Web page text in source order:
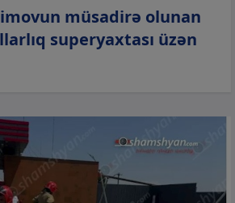
müsadirə olunan
superyaxtası üzən